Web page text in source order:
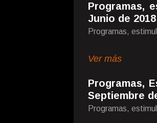
Programas,
Junio de 2018
Programas,
Ver más
Programas,
Septiembre
Programas,